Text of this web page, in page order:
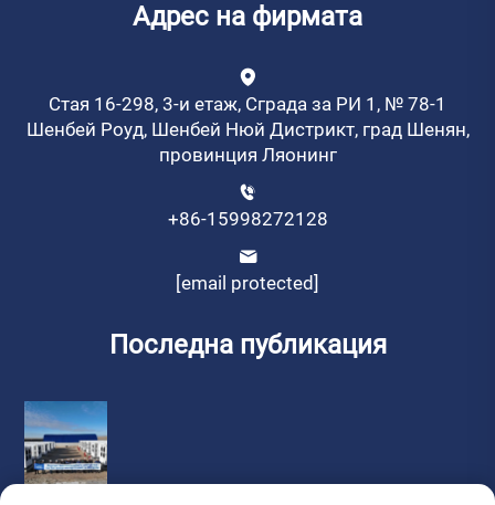
Адрес на фирмата
Стая 16-298, 3-и етаж, Сграда за РИ 1, № 78-1
Шенбей Роуд, Шенбей Нюй Дистрикт, град Шенян,
провинция Ляонинг
+86-15998272128
[email protected]
Последна публикация